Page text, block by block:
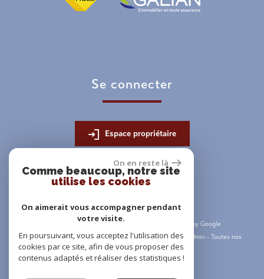
se connecter
Espace propriétaire
© 2026 | Tous droits réservés | Traduction powered by Google
Plan du site-Mentions légales-Nos honoraires-Liens- Admin - Toutes nos
annonces
On en reste là
Comme beaucoup, notre site
utilise les cookies
On aimerait vous accompagner pendant
votre visite.
En poursuivant, vous acceptez l'utilisation des
cookies par ce site, afin de vous proposer des
contenus adaptés et réaliser des statistiques !